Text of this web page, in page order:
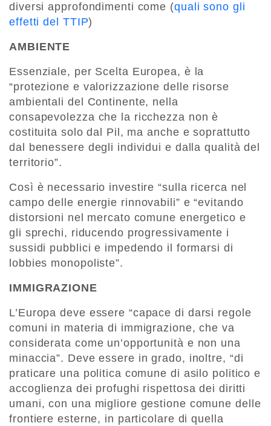
diversi approfondimenti come (quali sono gli
effetti del TTIP)
AMBIENTE
Essenziale, per Scelta Europea, è la
“protezione e valorizzazione delle risorse
ambientali del Continente, nella
consapevolezza che la ricchezza non è
costituita solo dal Pil, ma anche e soprattutto
dal benessere degli individui e dalla qualità del
territorio”.
Così è necessario investire “sulla ricerca nel
campo delle energie rinnovabili” e “evitando
distorsioni nel mercato comune energetico e
gli sprechi, riducendo progressivamente i
sussidi pubblici e impedendo il formarsi di
lobbies monopoliste”.
IMMIGRAZIONE
L’Europa deve essere “capace di darsi regole
comuni in materia di immigrazione, che va
considerata come un’opportunità e non una
minaccia”. Deve essere in grado, inoltre, “di
praticare una politica comune di asilo politico e
accoglienza dei profughi rispettosa dei diritti
umani, con una migliore gestione comune delle
frontiere esterne, in particolare di quella